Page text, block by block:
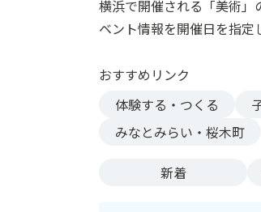
横浜で開催される「美術」
ベント情報を開催日を指定
おすすめリンク
体験する・つくる
みなとみらい・桜木町
新着